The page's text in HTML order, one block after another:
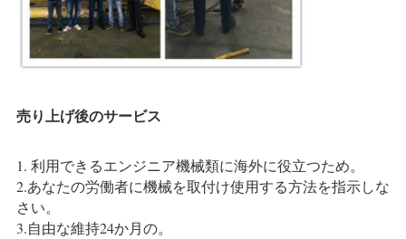
売り上げ後のサービス
1. 利用できるエンジニア機械類に海外に役立つため。
2.あなたの労働者に機械を取付け使用する方法を指示しな
さい。
3.自由な維持24か月の。